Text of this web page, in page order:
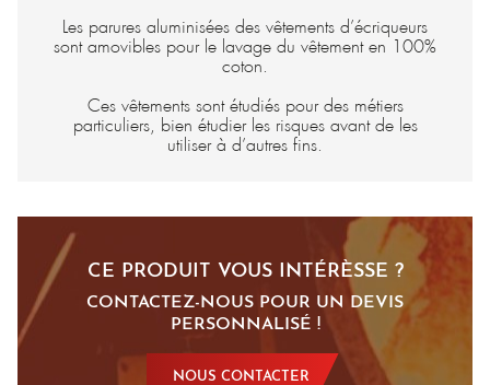
Les parures aluminisées des vêtements d’écriqueurs
sont amovibles pour le lavage du vêtement en 100%
coton.
Ces vêtements sont étudiés pour des métiers
particuliers, bien étudier les risques avant de les
utiliser à d’autres fins.
CE PRODUIT VOUS INTÉRÈSSE ?
CONTACTEZ-NOUS POUR UN DEVIS
PERSONNALISÉ !
NOUS CONTACTER